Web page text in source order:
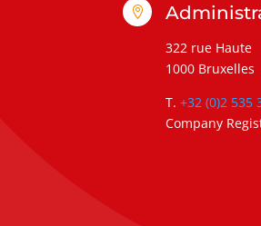

322 rue Haute
1000 Bruxelles
T. +32 (0)2 535
Company